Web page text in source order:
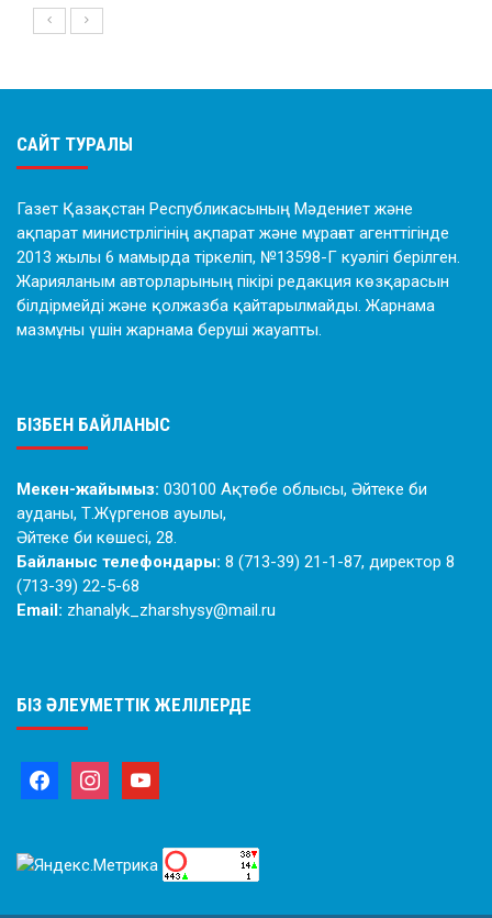
САЙТ ТУРАЛЫ
Газет Қазақстан Республикасының Мәдениет және
ақпарат министрлігінің ақпарат және мұрағат агенттігінде
2013 жылы 6 мамырда тіркеліп, №13598-Г куәлігі берілген.
Жарияланым авторларының пікірі редакция көзқарасын
білдірмейді және қолжазба қайтарылмайды. Жарнама
мазмұны үшін жарнама беруші жауапты.
БІЗБЕН БАЙЛАНЫС
Мекен-жайымыз: 030100 Ақтөбе облысы, Әйтеке би
ауданы, Т.Жүргенов ауылы,
Әйтеке би көшесі, 28.
Байланыс телефондары: 8 (713-39) 21-1-87, директор 8
(713-39) 22-5-68
Email: zhanalyk_zharshysy@mail.ru
БІЗ ӘЛЕУМЕТТІК ЖЕЛІЛЕРДЕ